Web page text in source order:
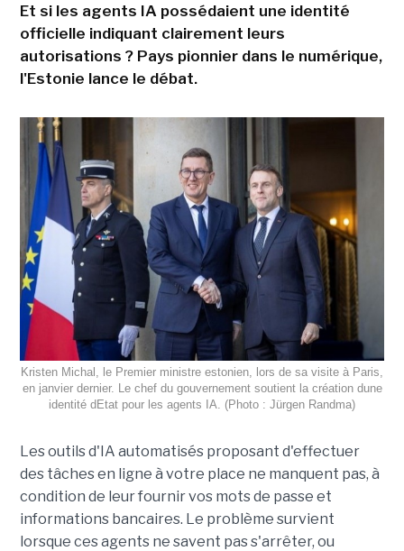
Et si les agents IA possédaient une identité
officielle indiquant clairement leurs
autorisations ? Pays pionnier dans le numérique,
l'Estonie lance le débat.
Kristen Michal, le Premier ministre estonien, lors de sa visite à Paris,
en janvier dernier. Le chef du gouvernement soutient la création dune
identité dEtat pour les agents IA. (Photo : Jürgen Randma)
Les outils d'IA automatisés proposant d'effectuer
des tâches en ligne à votre place ne manquent pas, à
condition de leur fournir vos mots de passe et
informations bancaires. Le problème survient
lorsque ces agents ne savent pas s'arrêter, ou